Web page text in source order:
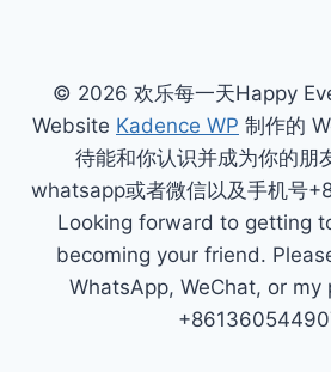
© 2026 欢乐每一天Happy
Website Kadence WP 制作的
待能和你认识并成为你的朋
whatsapp或者微信以及手机号
Looking forward to getting
becoming your friend.
WhatsApp, WeChat, or my